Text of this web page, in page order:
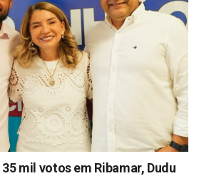
mil votos em Ribamar, Dudu